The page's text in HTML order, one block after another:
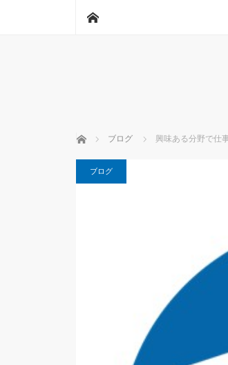
ホーム ブログ 興味ある分野で仕
ブログ